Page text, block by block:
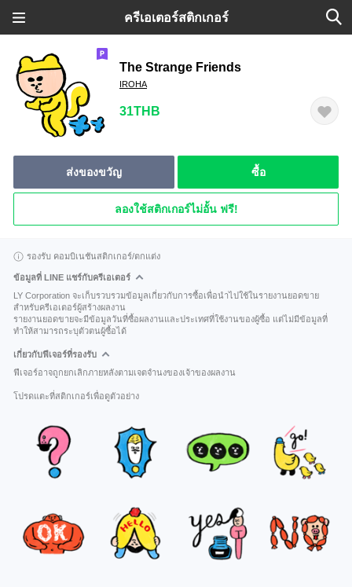
ครีเอเตอร์สติกเกอร์
The Strange Friends
IROHA
31THB
ส่งของขวัญ ซื้อ
ลองใช้สติกเกอร์ไม่อั้น ฟรี!
รองรับ คอมบิเนชันสติกเกอร์/ตกแต่ง
ข้อมูลที่ LINE แชร์กับครีเอเตอร์
LY Corporation จะเก็บรวบรวมข้อมูลเกี่ยวกับการซื้อเพื่อนำไปใช้ในรายงานยอดขาย
สำหรับครีเอเตอร์ผู้สร้างผลงาน
รายงานยอดขายจะมีข้อมูลวันที่ซื้อผลงานและประเทศที่ใช้งานของผู้ซื้อ แต่ไม่มีข้อมูลที่
ทำให้สามารถระบุตัวตนผู้ซื้อได้
เกี่ยวกับฟีเจอร์ที่รองรับ
ฟีเจอร์อาจถูกยกเลิกภายหลังตามเจตจำนงของเจ้าของผลงาน
โปรดแตะที่สติกเกอร์เพื่อดูตัวอย่าง